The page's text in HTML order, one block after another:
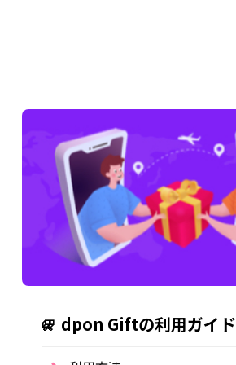
dpon Giftの利用ガイド